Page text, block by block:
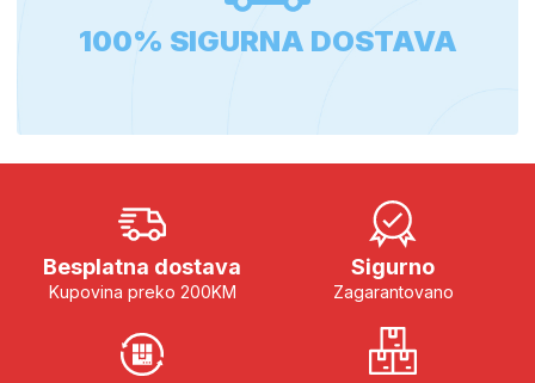
100% SIGURNA DOSTAVA
Besplatna dostava
Kupovina preko 200KM
Sigurno
Zagarantovano